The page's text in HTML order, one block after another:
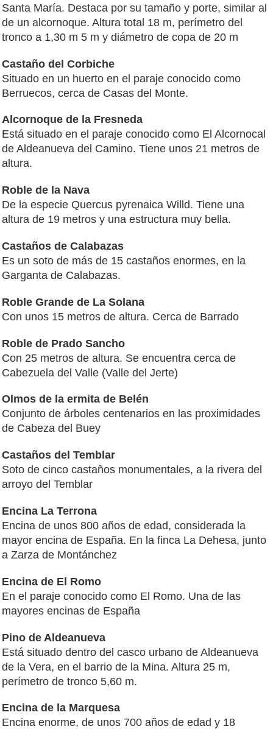
Santa María. Destaca por su tamaño y porte, similar al
de un alcornoque. Altura total 18 m, perímetro del
tronco a 1,30 m 5 m y diámetro de copa de 20 m
Castaño del Corbiche
Situado en un huerto en el paraje conocido como
Berruecos, cerca de Casas del Monte.
Alcornoque de la Fresneda
Está situado en el paraje conocido como El Alcornocal
de Aldeanueva del Camino. Tiene unos 21 metros de
altura.
Roble de la Nava
De la especie Quercus pyrenaica Willd. Tiene una
altura de 19 metros y una estructura muy bella.
Castaños de Calabazas
Es un soto de más de 15 castaños enormes, en la
Garganta de Calabazas.
Roble Grande de La Solana
Con unos 15 metros de altura. Cerca de Barrado
Roble de Prado Sancho
Con 25 metros de altura. Se encuentra cerca de
Cabezuela del Valle (Valle del Jerte)
Olmos de la ermita de Belén
Conjunto de árboles centenarios en las proximidades
de Cabeza del Buey
Castaños del Temblar
Soto de cinco castaños monumentales, a la rivera del
arroyo del Temblar
Encina La Terrona
Encina de unos 800 años de edad, considerada la
mayor encina de España. En la finca La Dehesa, junto
a Zarza de Montánchez
Encina de El Romo
En el paraje conocido como El Romo. Una de las
mayores encinas de España
Pino de Aldeanueva
Está situado dentro del casco urbano de Aldeanueva
de la Vera, en el barrio de la Mina. Altura 25 m,
perímetro de tronco 5,60 m.
Encina de la Marquesa
Encina enorme, de unos 700 años de edad y 18